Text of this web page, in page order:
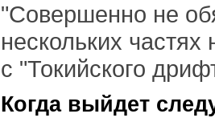
"Совершенно не
нескольких
с "Токийского
Когда выйдет